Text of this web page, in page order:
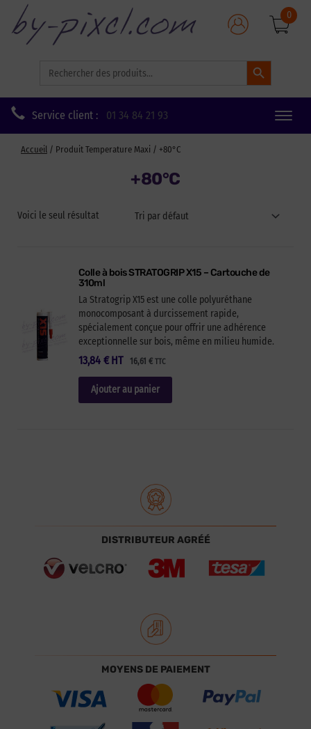
for:
Search Button
0
Service client : 01 34 84 21 93
Toggle
Accueil / Produit Temperature Maxi / +80°C
+80°C
Voici le seul résultat
Colle à bois STRATOGRIP X15 – Cartouche de
310ml
La Stratogrip X15 est une colle polyuréthane
monocomposant à durcissement rapide,
spécialement conçue pour offrir une adhérence
exceptionnelle sur bois, même en milieu humide.
13,84 € 16,61 €TTC
HT
Ajouter au panier
DISTRIBUTEUR AGRÉÉ
MOYENS DE PAIEMENT